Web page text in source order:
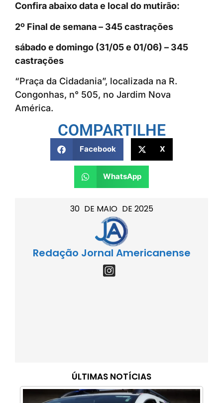
30 DE MAIO DE 2025
Redação Jornal Americanense
ÚLTIMAS NOTÍCIAS
Confira abaixo data e local do mutirão:
2º Final de semana – 345 castrações
sábado e domingo (31/05 e 01/06) – 345
castrações
“Praça da Cidadania”, localizada na R.
Congonhas, n° 505, no Jardim Nova
América.
COMPARTILHE
Facebook X
WhatsApp